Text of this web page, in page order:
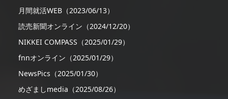
月間就活WEB（2023/06/13）
読売新聞オンライン（2024/12/20）
NIKKEI COMPASS（2025/01/29）
fnnオンライン（2025/01/29）
NewsPics（2025/01/30）
めざましmedia（2025/08/26）